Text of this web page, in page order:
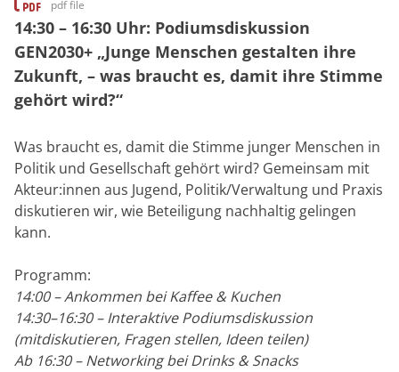
14:30 – 16:30 Uhr: Podiumsdiskussion
GEN2030+ „Junge Menschen gestalten ihre
Zukunft, – was braucht es, damit ihre Stimme
gehört wird?“
Was braucht es, damit die Stimme junger Menschen in
Politik und Gesellschaft gehört wird? Gemeinsam mit
Akteur:innen aus Jugend, Politik/Verwaltung und Praxis
diskutieren wir, wie Beteiligung nachhaltig gelingen
kann.
Programm:
14:00 – Ankommen bei Kaffee & Kuchen
14:30–16:30 – Interaktive Podiumsdiskussion
(mitdiskutieren, Fragen stellen, Ideen teilen)
Ab 16:30 – Networking bei Drinks & Snacks